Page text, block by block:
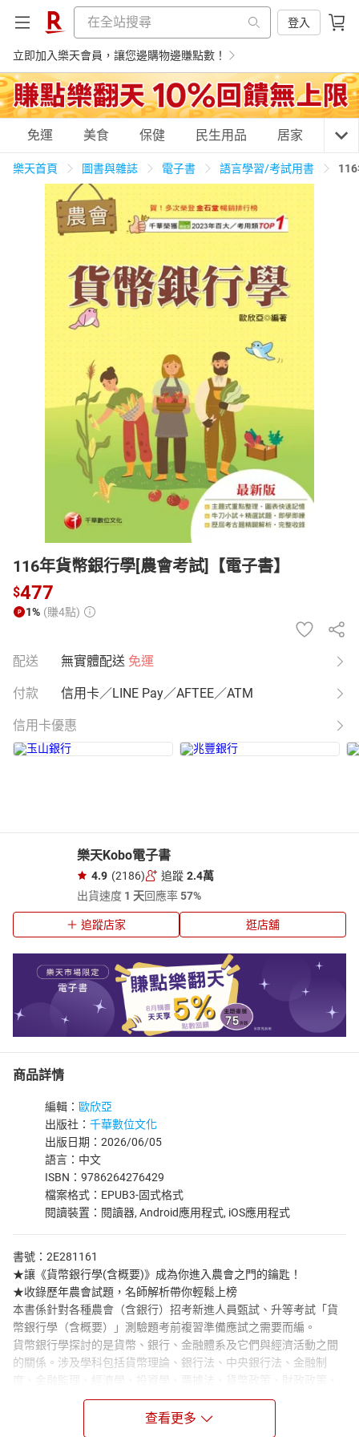
登入
立即加入樂天會員，讓您邊購物邊賺點數！
購物網分類
天天免運 美食蛋糕 養生保健 民生用品
居家生活 3C家電 運動休閒 親子玩具
化妝保養
電子/紙本書
HOT
免運 美食 保健 民生用品 居家 3C
樂天首頁 圖書與雜誌 電子書 語言學習/考試用書
116年貨幣銀行學[農會考試]【電子書】
$477
1% (賺4點)
配送 無實體配送 免運
付款 信用卡／LINE Pay／AFTEE／ATM
信用卡優惠
樂天Kobo電子書
4.9 (2186) 追蹤 2.4萬
出貨速度 1 天回應率57%
追蹤店家 逛店舖
商品詳情
編輯： 歐欣亞
出版社： 千華數位文化
出版日期：2026/06/05
語言：中文
ISBN：9786264276429
檔案格式：EPUB3-固式格式
閱讀裝置：閱讀器, Android應用程式, iOS應用程式
書號：2E281161
★讓《貨幣銀行學(含概要)》成為你進入農會之門的鑰匙！
★收錄歷年農會試題，名師解析帶你輕鬆上榜
本書係針對各種農會（含銀行）招考新進人員甄試、升等考試「貨
幣銀行學（含概要）」測驗題考前複習準備應試之需要而編。
貨幣銀行學探討的是貨幣、銀行、金融體系及它們與經濟活動之間
的關係。涉及學科包括貨幣理論、銀行法、中央銀行法、金融制
度、金融監理、經濟學、投資學、票據法、貨幣政策、財政政策、
國際貿易與國際匯兌等社會科學。
◎主題式重點整理‧圖表+補充快速記憶
查看更多